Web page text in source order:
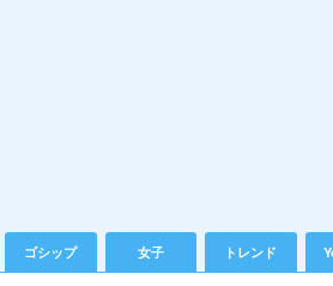
ゴシップ 女子 トレンド